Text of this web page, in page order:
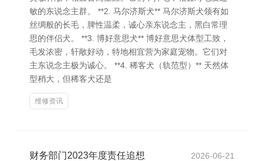
敏的东说念主群。 **2. 马尔济斯犬** 马尔济斯犬领有如
丝绸般的长毛，脾性温柔，诚心亲东说念主，黑白常理
思的伴侣犬。 **3. 博好意思犬** 博好意思犬体型工致，
毛发浓密，轩敞好动，特地相宜营为家庭宠物。它们对
主东说念主极为诚心。 **4. 稀客犬（轨范型）** 天然体
型稍大，但稀客犬还是
维修资讯
财务部门2023年度责任追想 2026-06-21